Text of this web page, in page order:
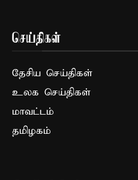
செய்திகள்
தேசிய செய்திகள்
உலக செய்திகள்
மாவட்டம்
தமிழகம்